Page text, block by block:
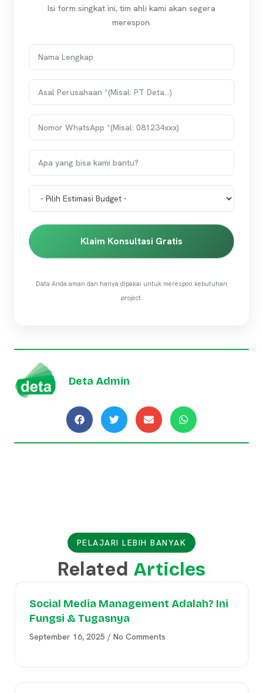
Isi form singkat ini, tim ahli kami akan segera
merespon.
Klaim Konsultasi Gratis
Data Anda aman dan hanya dipakai untuk merespon kebutuhan
project.
Deta Admin
PELAJARI LEBIH BANYAK
Related Articles
Social Media Management Adalah? Ini
Fungsi & Tugasnya
September 16, 2025 No Comments